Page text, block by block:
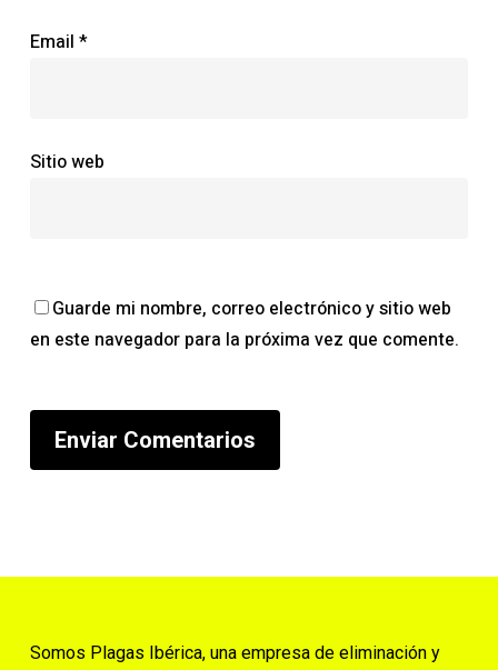
Email *
Sitio web
Guarde mi nombre, correo electrónico y sitio web
en este navegador para la próxima vez que comente.
Somos Plagas Ibérica, una empresa de eliminación y